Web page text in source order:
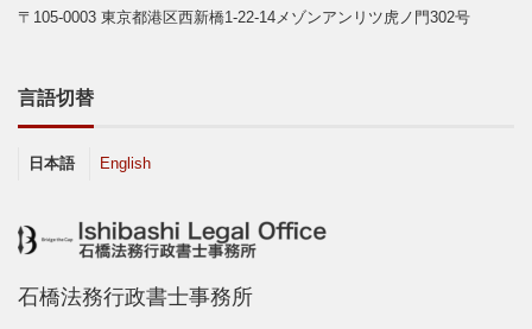
〒105-0003 東京都港区西新橋1-22-14メゾンアンリツ虎ノ門302号
言語切替
日本語 English
石橋法務行政書士事務所